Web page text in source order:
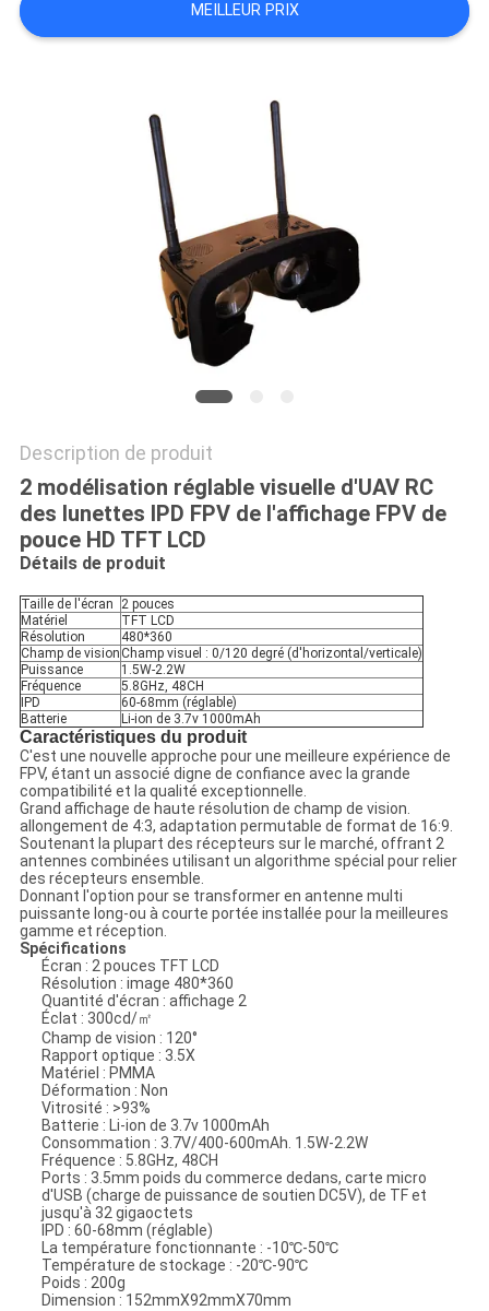
SHOPPING
CONFIDENTIALITÉ
MEILLEUR PRIX
Description de produit
2 modélisation réglable visuelle d'UAV RC
des lunettes IPD FPV de l'affichage FPV de
pouce HD TFT LCD
Détails de produit
Taille de l'écran 2 pouces
Matériel
TFT LCD
Résolution
480*360
Champ de visionChamp visuel : 0/120 degré (d'horizontal/verticale)
Puissance
1.5W-2.2W
Fréquence
5.8GHz, 48CH
IPD
60-68mm (réglable)
Batterie
Li-ion de 3.7v 1000mAh
Caractéristiques du produit
C'est une nouvelle approche pour une meilleure expérience de
FPV, étant un associé digne de confiance avec la grande
compatibilité et la qualité exceptionnelle.
Grand affichage de haute résolution de champ de vision.
allongement de 4:3, adaptation permutable de format de 16:9.
Soutenant la plupart des récepteurs sur le marché, offrant 2
antennes combinées utilisant un algorithme spécial pour relier
des récepteurs ensemble.
Donnant l'option pour se transformer en antenne multi
puissante long-ou à courte portée installée pour la meilleures
gamme et réception.
Spécifications
Écran : 2 pouces TFT LCD
Résolution : image 480*360
Quantité d'écran : affichage 2
Éclat : 300cd/㎡
Champ de vision : 120°
Rapport optique : 3.5X
Matériel : PMMA
Déformation : Non
Vitrosité : >93%
Batterie : Li-ion de 3.7v 1000mAh
Consommation : 3.7V/400-600mAh. 1.5W-2.2W
Fréquence : 5.8GHz, 48CH
Ports : 3.5mm poids du commerce dedans, carte micro
d'USB (charge de puissance de soutien DC5V), de TF et
jusqu'à 32 gigaoctets
IPD : 60-68mm (réglable)
La température fonctionnante : -10℃-50℃
Température de stockage : -20℃-90℃
Poids : 200g
Dimension : 152mmX92mmX70mm